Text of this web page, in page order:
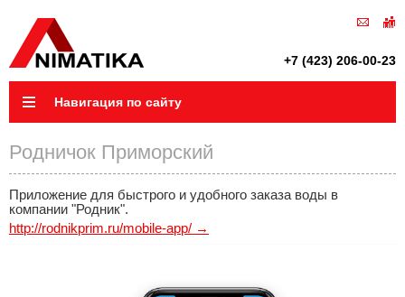
+7 (423) 206-00-23
Навигация по сайту
Родничок Приморский
Приложение для быстрого и удобного заказа воды в
компании "Родник".
http://rodnikprim.ru/mobile-app/ →